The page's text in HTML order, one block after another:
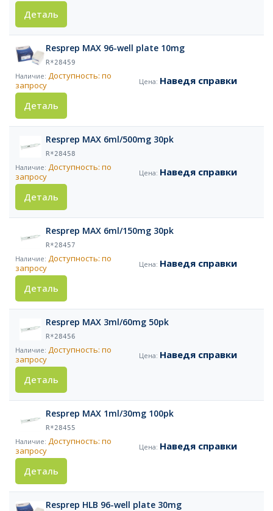
Деталь
Resprep MAX 96-well plate 10mg
R*28459
Доступность: по
запросу
Наведя справки
Деталь
Resprep MAX 6ml/500mg 30pk
R*28458
Доступность: по
запросу
Наведя справки
Деталь
Resprep MAX 6ml/150mg 30pk
R*28457
Доступность: по
запросу
Наведя справки
Деталь
Resprep MAX 3ml/60mg 50pk
R*28456
Доступность: по
запросу
Наведя справки
Деталь
Resprep MAX 1ml/30mg 100pk
R*28455
Доступность: по
запросу
Наведя справки
Деталь
Resprep HLB 96-well plate 30mg